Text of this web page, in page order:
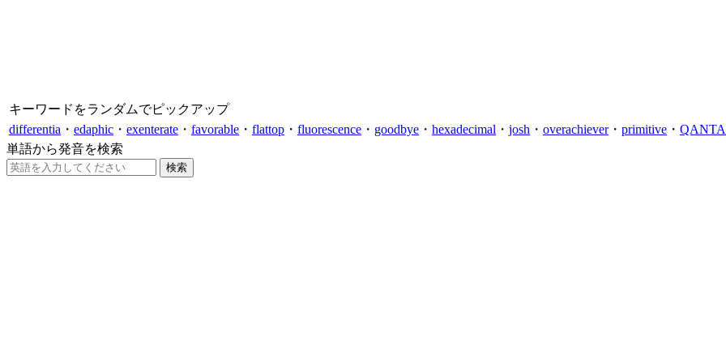
キーワードをランダムでピックアップ
differentia ・ edaphic ・ exenterate ・ favorable ・ flattop ・ fluorescence ・ goodbye ・ hexadecimal ・ josh ・ overachiever・ primitive ・
単語から発音を検索